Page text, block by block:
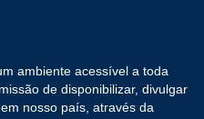
ambiente acessível a toda
de disponibilizar, divulgar
nosso país, através da